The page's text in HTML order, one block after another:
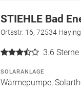
STIEHLE Bad
Ortsstr. 16, 72534
3.6
SOLARANLAGE
Wärmepumpe,